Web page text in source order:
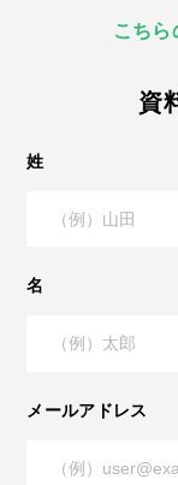
こちら
資
姓
名
メールアドレス